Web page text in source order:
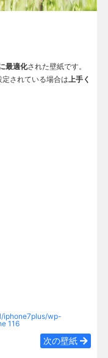
最適化された壁紙です。
定されている場合は上手く
iphone7plus/wp-
116
次の壁紙